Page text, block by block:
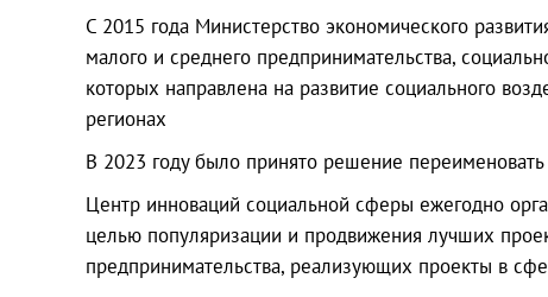
С 2015 года Министерство экономического
малого и среднего предпринимательства,
которых направлена на развитие социального
регионах
В 2023 году было принято решение
Центр инноваций социальной сферы ежегодно
целью популяризации и продвижения лучших
предпринимательства, реализующих проекты в